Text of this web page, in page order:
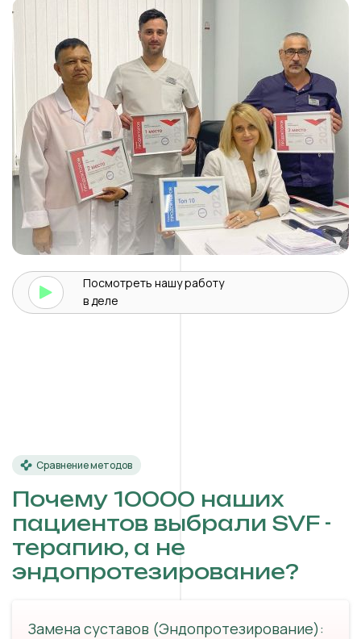
Посмотреть нашуработу
в деле
Сравнение методов
Почему 10000 наших
пациентов выбрали SVF -
терапию, а не
эндопротезирование?
Замена суставов (Эндопротезирование):